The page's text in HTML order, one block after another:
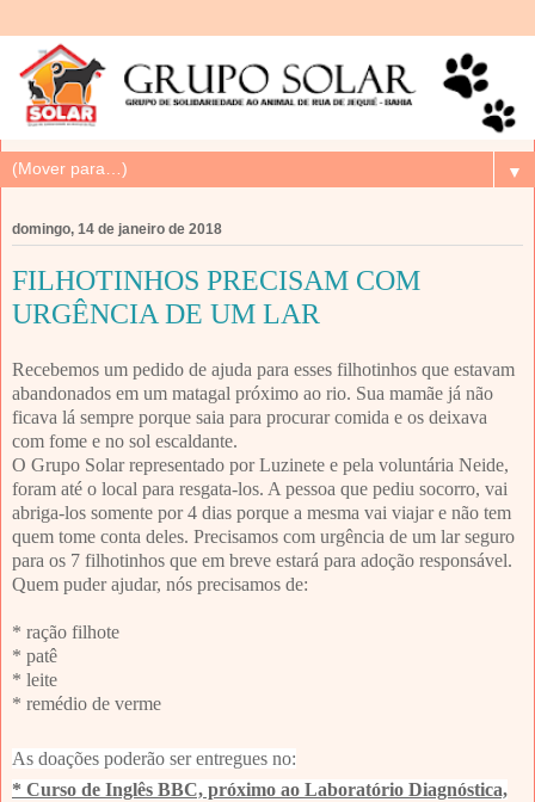
▼
domingo, 14 de janeiro de 2018
FILHOTINHOS PRECISAM COM
URGÊNCIA DE UM LAR
Recebemos um pedido de ajuda para esses filhotinhos que estavam
abandonados em um matagal próximo ao rio. Sua mamãe já não
ficava lá sempre porque saia para procurar comida e os deixava
com fome e no sol escaldante.
O Grupo Solar representado por Luzinete e pela voluntária Neide,
foram até o local para resgata-los. A pessoa que pediu socorro, vai
abriga-los somente por 4 dias porque a mesma vai viajar e não tem
quem tome conta deles. Precisamos com urgência de um lar seguro
para os 7 filhotinhos que em breve estará para adoção responsável.
Quem puder ajudar, nós precisamos de:
* ração filhote
* patê
* leite
* remédio de verme
As doações poderão ser entregues no:
* Curso de Inglês BBC, próximo ao Laboratório Diagnóstica,